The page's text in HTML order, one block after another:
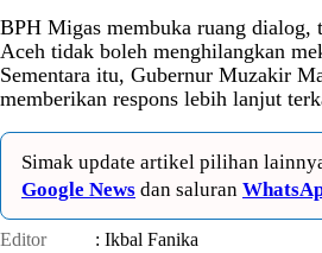
BPH Migas membuka ruang dialog,
Aceh tidak boleh menghilangkan
Sementara itu, Gubernur Muzakir
memberikan respons lebih lanjut
Simak update artikel pilihan
Google News dan saluran
Editor
: Ikbal Fanika